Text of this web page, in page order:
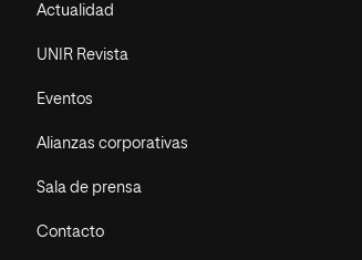
Actualidad
UNIR Revista
Eventos
Alianzas corporativas
Sala de prensa
Contacto